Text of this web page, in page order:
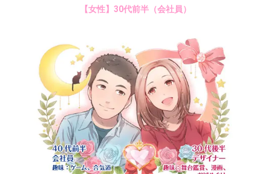
【女性】30代前半（会社員）